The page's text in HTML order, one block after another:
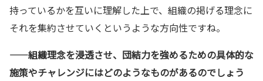
持っているかを互いに理解した上で、組織の掲げる理念に
それを集約させていくというような方向性ですね。
——組織理念を浸透させ、団結力を強めるための具体的な
施策やチャレンジにはどのようなものがあるのでしょう